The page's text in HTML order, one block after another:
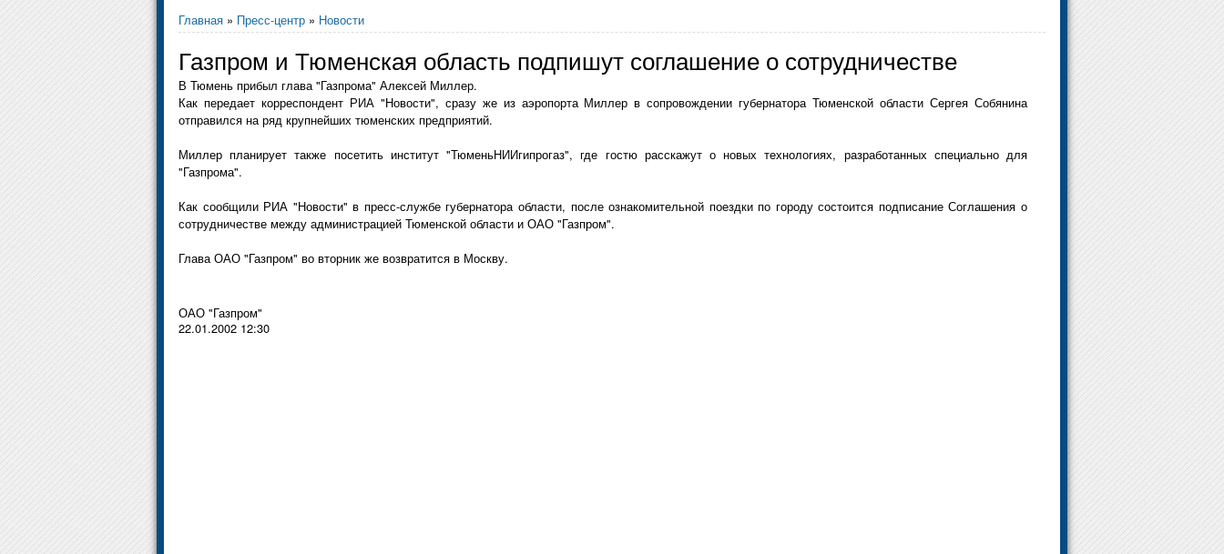
Главная » Пресс-центр » Новости
Газпром и Тюменская область подпишут соглашение о сотрудничестве
В Тюмень прибыл глава "Газпрома" Алексей Миллер.
Как передает корреспондент РИА "Новости", сразу же из аэропорта Миллер в сопровождении губернатора Тюменской области Сергея Собянина
отправился на ряд крупнейших тюменских предприятий.
Миллер планирует также посетить институт "ТюменьНИИгипрогаз", где гостю расскажут о новых технологиях, разработанных специально для
"Газпрома".
Как сообщили РИА "Новости" в пресс-службе губернатора области, после ознакомительной поездки по городу состоится подписание Соглашения о
сотрудничестве между администрацией Тюменской области и ОАО "Газпром".
Глава ОАО "Газпром" во вторник же возвратится в Москву.
ОАО "Газпром"
22.01.2002 12:30